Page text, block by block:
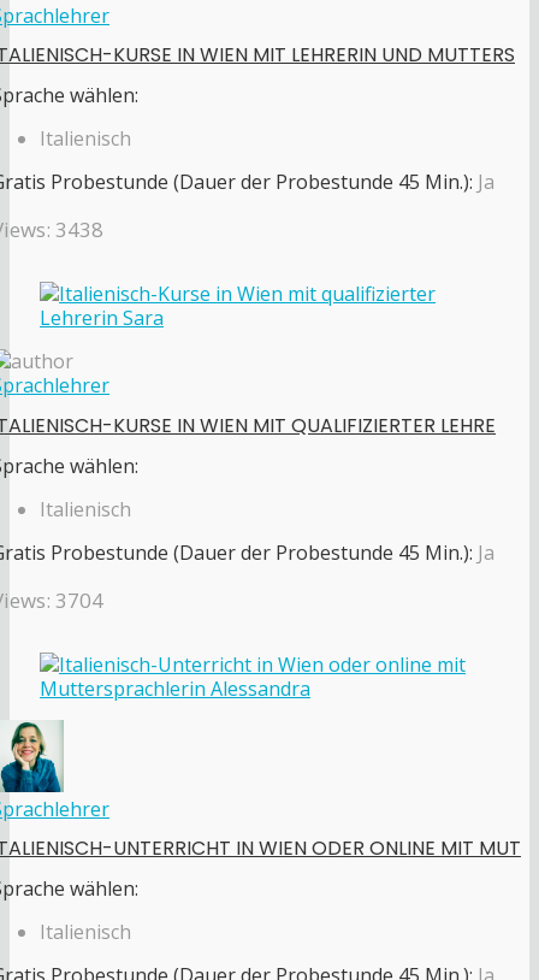
KURSE IN WIEN MIT LEHRERIN UND MUTTERS
wählen:
Italienisch
Probestunde (Dauer der Probestunde 45 Min.): Ja
3438
KURSE IN WIEN MIT QUALIFIZIERTER LEHRE
wählen:
Italienisch
Probestunde (Dauer der Probestunde 45 Min.): Ja
3704
UNTERRICHT IN WIEN ODER ONLINE MIT MUT
wählen:
Italienisch